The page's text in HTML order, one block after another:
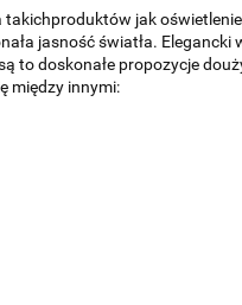
takichproduktów jak
jasność światła.
to doskonałe propozycje do
między innymi: